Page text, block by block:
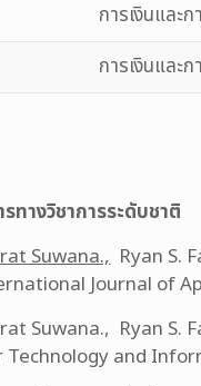
การเงินและ
การเงินและ
ทางวิชาการระดับชาติ
Suwana.,Ryan S.
Journal of
Suwana., Ryan S.
and